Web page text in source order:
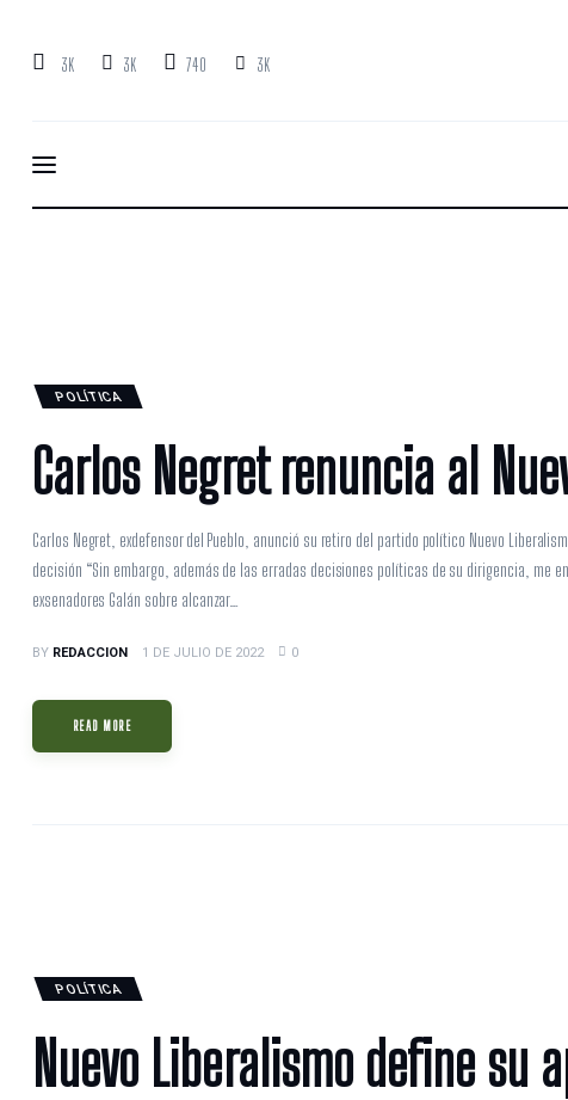
3K 3K 740 3K
Nosotros
POLÍTICA
Carlos Negret renuncia al
Carlos Negret, exdefensor del Pueblo, anunció su retiro del partido político Nuevo
decisión “Sin embargo, además de las erradas decisiones políticas de su dirigencia,
exsenadores Galán sobre alcanzar…
BY REDACCION 1 DE JULIO DE 2022 0
READ MORE
POLÍTICA
Nuevo Liberalismo define su